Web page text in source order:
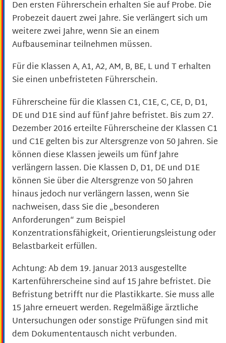
Den ersten Führerschein erhalten Sie auf Probe. Die
Probezeit dauert zwei Jahre. Sie verlängert sich um
weitere zwei Jahre, wenn Sie an einem
Aufbauseminar teilnehmen müssen.
Für die Klassen A, A1, A2, AM, B, BE, L und T erhalten
Sie einen unbefristeten Führerschein.
Führerscheine für die Klassen C1, C1E, C, CE, D, D1,
DE und D1E sind auf fünf Jahre befristet. Bis zum 27.
Dezember 2016 erteilte Führerscheine der Klassen C1
und C1E gelten bis zur Altersgrenze von 50 Jahren. Sie
können diese Klassen jeweils um fünf Jahre
verlängern lassen. Die Klassen D, D1, DE und D1E
können Sie über die Altersgrenze von 50 Jahren
hinaus jedoch nur verlängern lassen, wenn Sie
nachweisen, dass Sie die „besonderen
Anforderungen“ zum Beispiel
Konzentrationsfähigkeit, Orientierungsleistung oder
Belastbarkeit erfüllen.
Achtung:Ab dem 19. Januar 2013 ausgestellte
Kartenführerscheine sind auf 15 Jahre befristet. Die
Befristung betrifft nur die Plastikkarte. Sie muss alle
15 Jahre erneuert werden. Regelmäßige ärztliche
Untersuchungen oder sonstige Prüfungen sind mit
dem Dokumententausch nicht verbunden.